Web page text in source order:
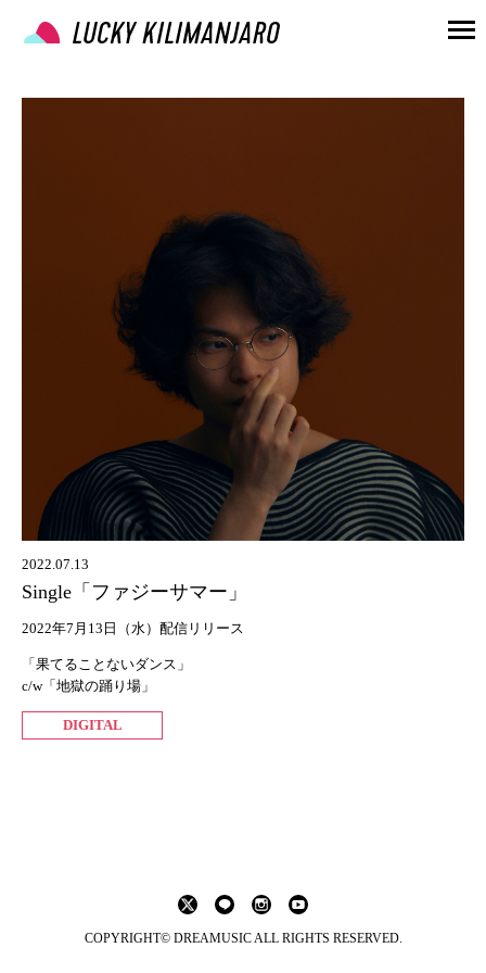
2022.07.13
Single「ファジーサマー」
2022年7月13日（水）配信リリース
「果てることないダンス」
c/w「地獄の踊り場」
DIGITAL
COPYRIGHT© DREAMUSIC ALL RIGHTS RESERVED.